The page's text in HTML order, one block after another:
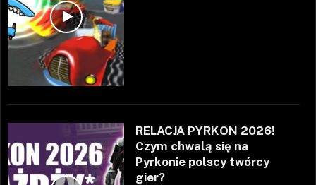
RELACJA PYRKON 2026!
Czym chwalą się na
Pyrkonie polscy twórcy
gier?